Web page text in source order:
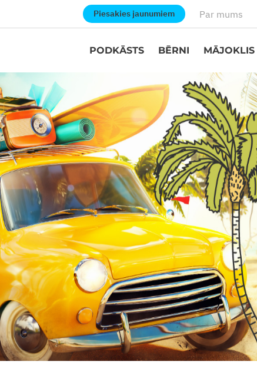
Piesakies jaunumiem Par mums
PODKĀSTS BĒRNI MĀJOKLIS